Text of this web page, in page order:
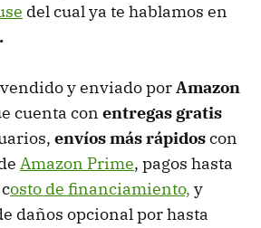
del cual ya te hablamos en
y enviado porAmazon
cuenta con entregas gratis
envíos más rápidoscon
Amazon Prime, pagos hasta
osto de financiamiento, y
daños opcional por hasta